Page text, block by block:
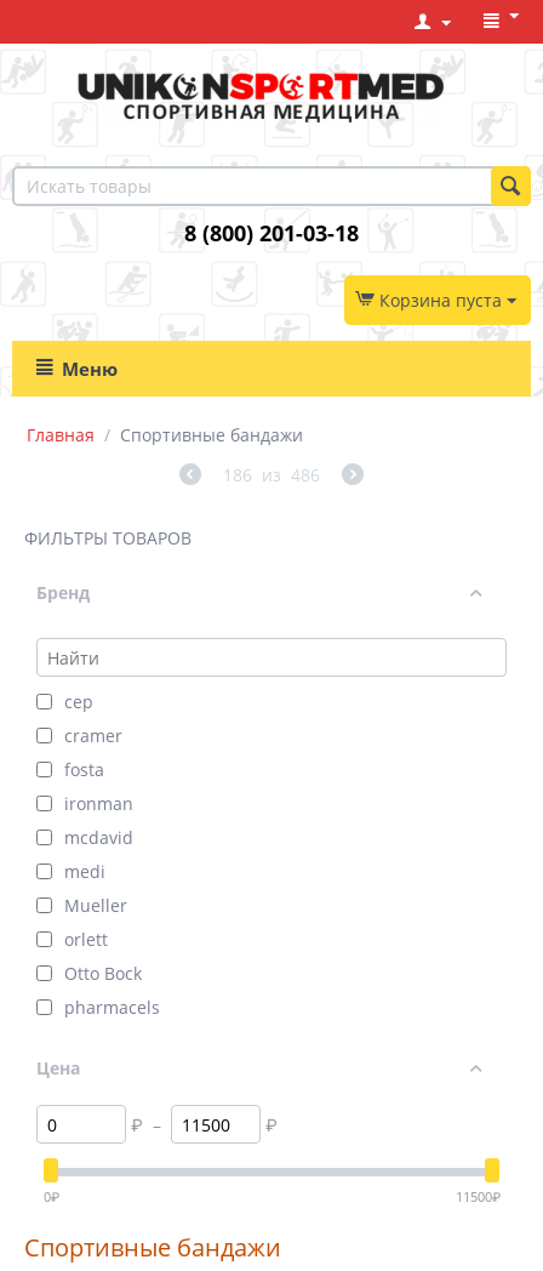
8 (800) 201-03-18
Корзина пуста
Меню
Главная / Спортивные бандажи
186 из 486
ФИЛЬТРЫ ТОВАРОВ
Бренд
cep
cramer
fosta
ironman
mcdavid
medi
Mueller
orlett
Otto Bock
pharmacels
push
rehband
select
swedeo
Цена
₽ – ₽
0₽ 11500₽
Спортивные бандажи